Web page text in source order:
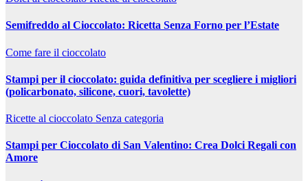
Semifreddo al Cioccolato: Ricetta Senza Forno per l’Estate
Come fare il cioccolato
Stampi per il cioccolato: guida definitiva per scegliere i migliori
(policarbonato, silicone, cuori, tavolette)
Ricette al cioccolato Senza categoria
Stampi per Cioccolato di San Valentino: Crea Dolci Regali con
Amore